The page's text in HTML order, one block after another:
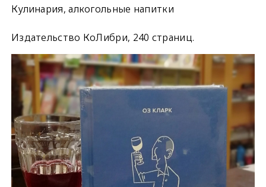
Кулинария, алкогольные напитки
Издательство КоЛибри, 240 страниц.